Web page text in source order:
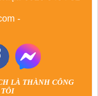
-
LÀ THÀNH CÔNG